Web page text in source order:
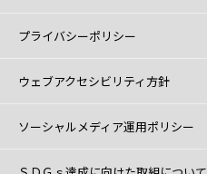
プライバシーポリシー
ウェブアクセシビリティ方針
ソーシャルメディア運用ポリシー